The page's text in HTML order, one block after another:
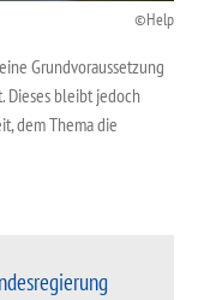
Help
Grundvoraussetzung
Dieses bleibt jedoch
dem Thema die